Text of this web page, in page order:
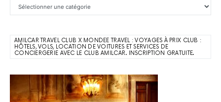
AMILCAR TRAVEL CLUB X MONDEE TRAVEL : VOYAGES À PRIX CLUB :
HÔTELS, VOLS, LOCATION DE VOITURES ET SERVICES DE
CONCIERGERIE AVEC LE CLUB AMILCAR. INSCRIPTION GRATUITE.